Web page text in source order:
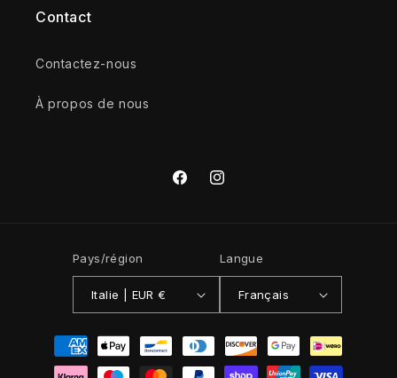
Contact
Contactez-nous
À propos de nous
FacebookInstagram
Pays/région
Italie | EUR €
Langue
Français
Moyens